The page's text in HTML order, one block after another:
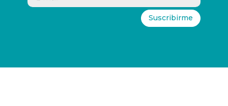
Suscribirme